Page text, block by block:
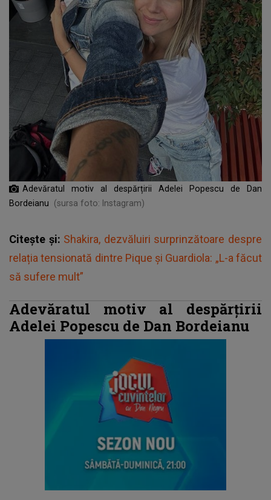
Adevăratul motiv al despărțirii Adelei Popescu de Dan
Bordeianu
(sursa foto: Instagram)
Citește și: Shakira, dezvăluiri surprinzătoare despre
relația tensionată dintre Pique și Guardiola: „L-a făcut
să sufere mult”
Adevăratul motiv al despărțirii
Adelei Popescu de Dan Bordeianu